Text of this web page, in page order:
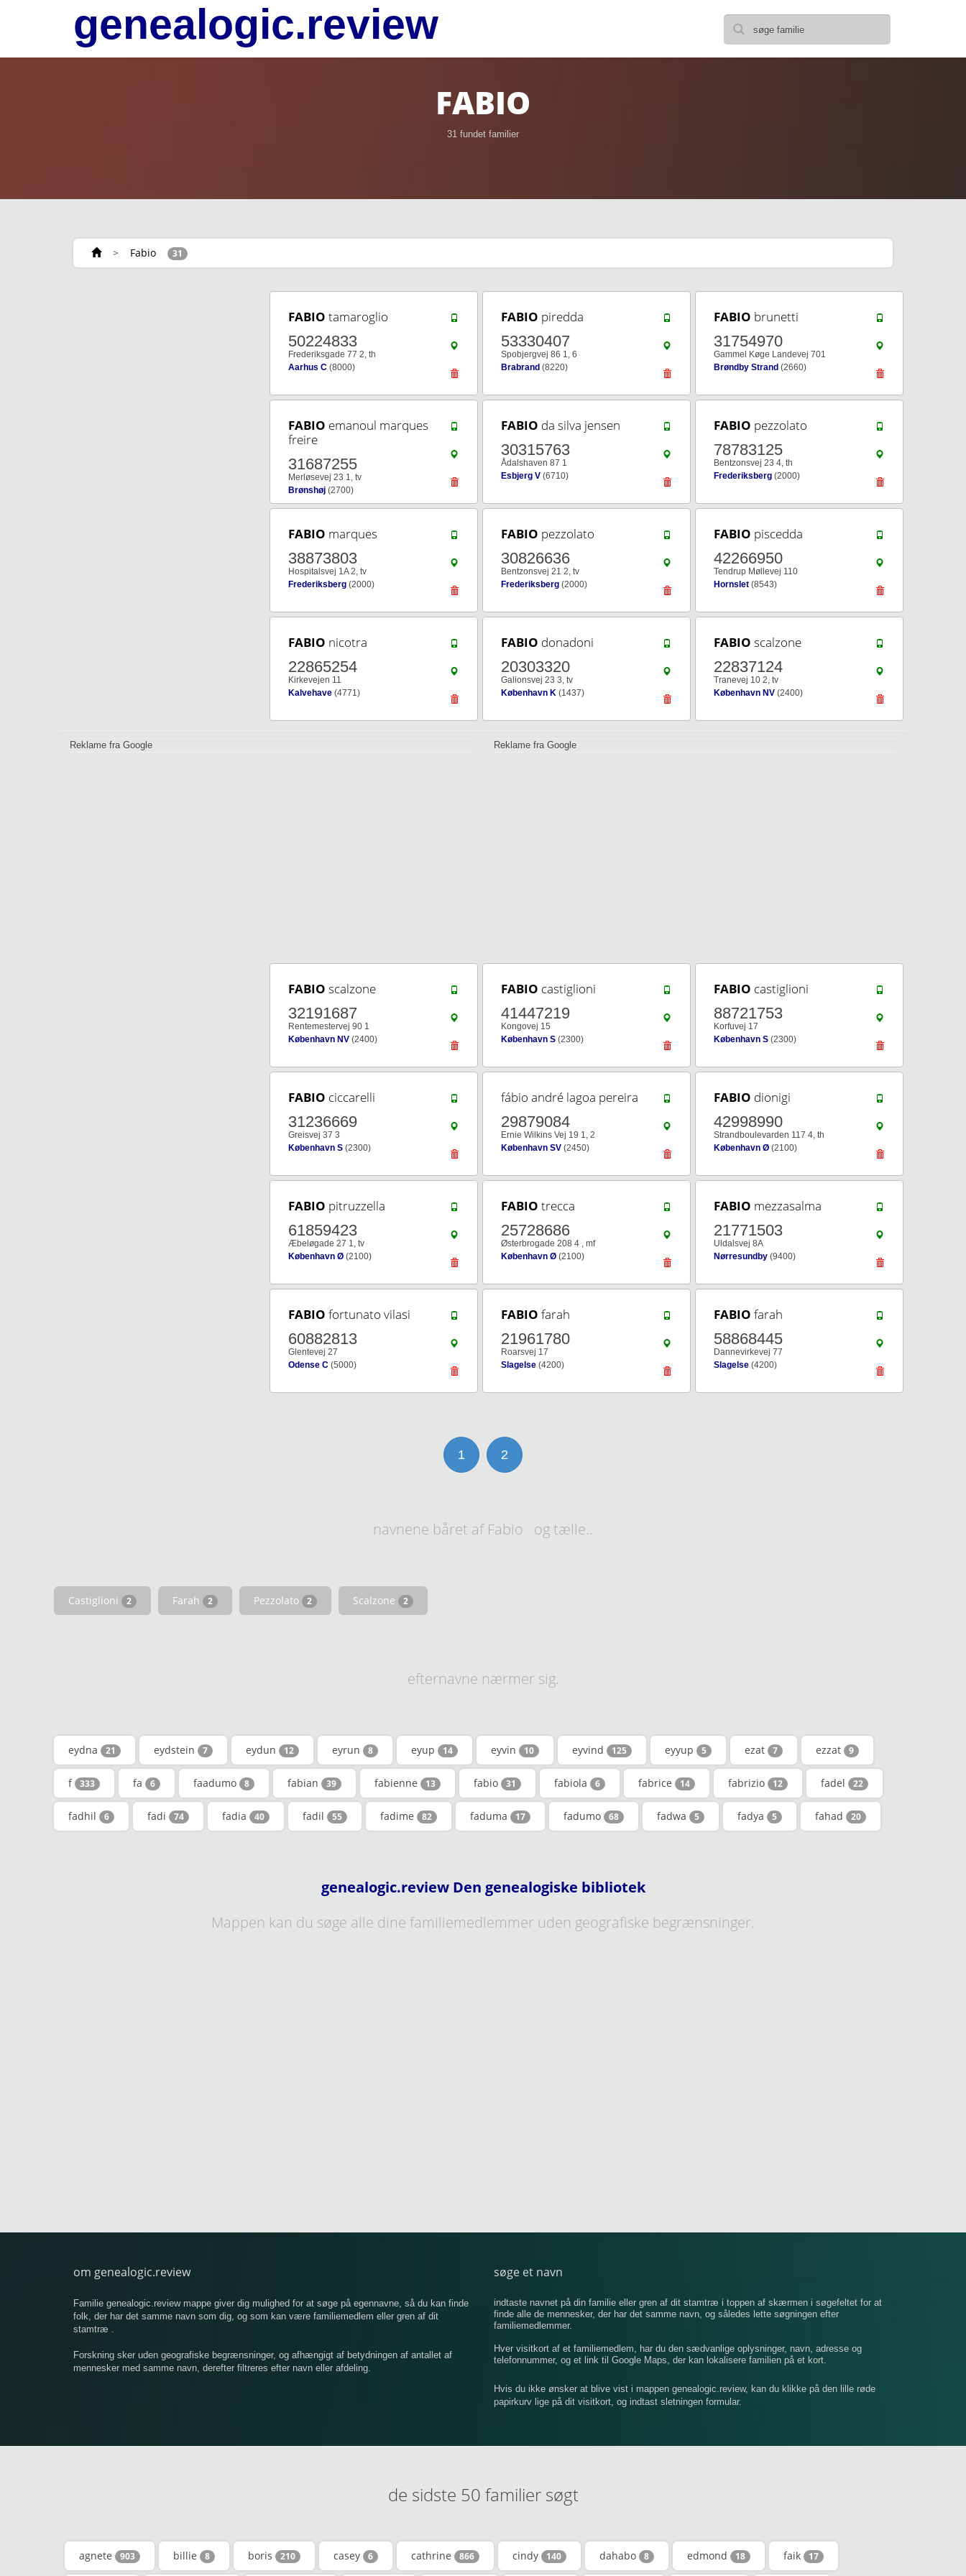
genealogic.review
FABIO
31 fundet familier
> Fabio 31
FABIO tamaroglio
50224833
Frederiksgade 77 2, th
Aarhus C (8000)
FABIO piredda
53330407
Spobjergvej 86 1, 6
Brabrand (8220)
FABIO brunetti
31754970
Gammel Køge Landevej 701
Brøndby Strand (2660)
FABIO emanoul marques
freire
31687255
Merløsevej 23 1, tv
Brønshøj (2700)
FABIO da silva jensen
30315763
Ådalshaven 87 1
Esbjerg V (6710)
FABIO pezzolato
78783125
Bentzonsvej 23 4, th
Frederiksberg (2000)
FABIO marques
38873803
Hospitalsvej 1A 2, tv
Frederiksberg (2000)
FABIO pezzolato
30826636
Bentzonsvej 21 2, tv
Frederiksberg (2000)
FABIO piscedda
42266950
Tendrup Møllevej 110
Hornslet (8543)
FABIO nicotra
22865254
Kirkevejen 11
Kalvehave (4771)
FABIO donadoni
20303320
Galionsvej 23 3, tv
København K (1437)
FABIO scalzone
22837124
Tranevej 10 2, tv
København NV (2400)
Reklame fra Google Reklame fra Google
FABIO scalzone
32191687
Rentemestervej 90 1
København NV (2400)
FABIO castiglioni
41447219
Kongovej 15
København S (2300)
FABIO castiglioni
88721753
Korfuvej 17
København S (2300)
FABIO ciccarelli
31236669
Greisvej 37 3
København S (2300)
fábio andré lagoa pereira
29879084
Ernie Wilkins Vej 19 1, 2
København SV (2450)
FABIO dionigi
42998990
Strandboulevarden 117 4, th
København Ø (2100)
FABIO pitruzzella
61859423
Æbeløgade 27 1, tv
København Ø (2100)
FABIO trecca
25728686
Østerbrogade 208 4 , mf
København Ø (2100)
FABIO mezzasalma
21771503
Uldalsvej 8A
Nørresundby (9400)
FABIO fortunato vilasi
60882813
Glentevej 27
Odense C (5000)
FABIO farah
21961780
Roarsvej 17
Slagelse (4200)
FABIO farah
58868445
Dannevirkevej 77
Slagelse (4200)
1 2
navnene båret af Fabio og tælle..
Castiglioni 2 Farah 2 Pezzolato 2 Scalzone 2
efternavne nærmer sig.
eydna 21 eydstein 7 eydun 12 eyrun 8 eyup 14 eyvin 10 eyvind 125 eyyup 5 ezat 7 ezzat 9
f 333 fa 6 faadumo 8 fabian 39 fabienne 13 fabio 31 fabiola 6 fabrice 14 fabrizio 12 fadel 22
fadhil 6 fadi 74 fadia 40 fadil 55 fadime 82 faduma 17 fadumo 68 fadwa 5 fadya 5 fahad 20
genealogic.review Den genealogiske bibliotek
Mappen kan du søge alle dine familiemedlemmer uden geografiske begrænsninger.
om genealogic.review
Familie genealogic.review mappe giver dig mulighed for at søge på egennavne, så du kan finde
folk, der har det samme navn som dig, og som kan være familiemedlem eller gren af ​​dit
stamtræ .
Forskning sker uden geografiske begrænsninger, og afhængigt af betydningen af ​​antallet af
mennesker med samme navn, derefter filtreres efter navn eller afdeling.
søge et navn
indtaste navnet på din familie eller gren af ​​dit stamtræ i toppen af ​​skærmen i søgefeltet for at
finde alle de mennesker, der har det samme navn, og således lette søgningen efter
familiemedlemmer.
Hver visitkort af et familiemedlem, har du den sædvanlige oplysninger, navn, adresse og
telefonnummer, og et link til Google Maps, der kan lokalisere familien på et kort.
Hvis du ikke ønsker at blive vist i mappen genealogic.review, kan du klikke på den lille røde
papirkurv lige på dit visitkort, og indtast sletningen formular.
de sidste 50 familier søgt
agnete 903 billie 8 boris 210 casey 6 cathrine 866 cindy 140 dahabo 8 edmond 18 faik 17